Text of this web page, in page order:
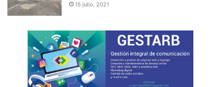
15 julio, 2021